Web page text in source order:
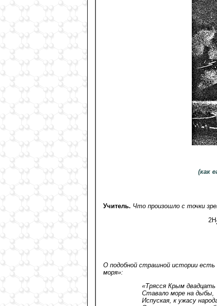
(как
Учитель. Что произошло с точки
2Н
О подобной страшной истории есть
моря»:
«Трясся Крым двадцать
Ставало море на дыбы,
Испуская, к ужасу